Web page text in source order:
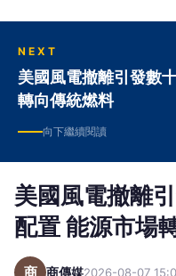
NEXT
美國風電撤離引發數
轉向傳統燃料
向下繼續閱讀
美國風電撤離
配置 能源市場
商